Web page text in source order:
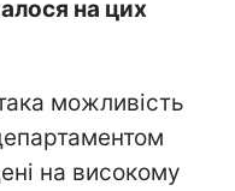
на цих
можливість
на високому